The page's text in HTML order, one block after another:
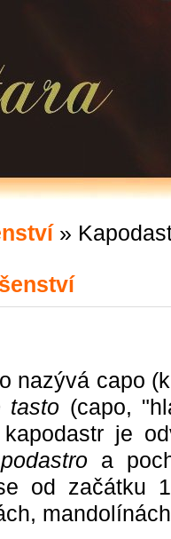
»
nazývá capo
tasto (capo,
je
a
od začátku